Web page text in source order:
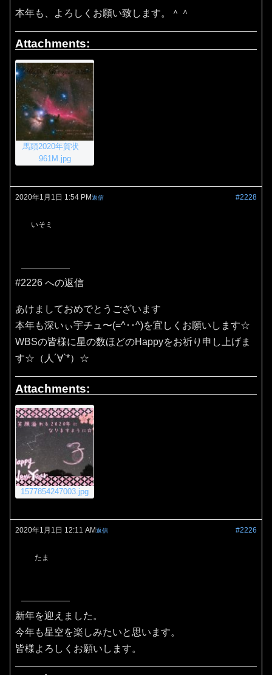
本年も、よろしくお願い致します。＾＾
Attachments:
馬頭2020年賀状
961M.jpg
2020年1月1日 1:54 PM #2228
返信
いそミ
#2226 への返信
あけましておめでとうございます
本年も深いぃ宇チュ〜(=^･･^)を宜しくお願いします☆
WBSの皆様に星の数ほどのHappyをお祈り申し上げま
す☆（人´∀`*）☆
Attachments:
1577854247003.jpg
2020年1月1日 12:11 AM #2226
返信
たま
新年を迎えました。
今年も星空を楽しみたいと思います。
皆様よろしくお願いします。